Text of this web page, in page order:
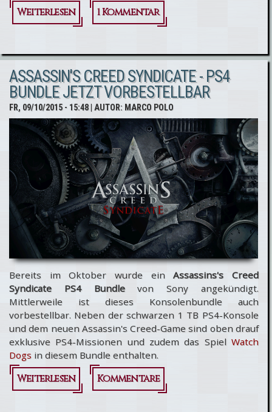
Weiterlesen
über
Creed
Syndicate
- TV Spot &
neues
Video
über
London
1 Kommentar
ASSASSIN'S CREED SYNDICATE - PS4
BUNDLE JETZT VORBESTELLBAR
FR, 09/10/2015 - 15:48| AUTOR: MARCO POLO
Bereits im Oktober wurde einAssassins's Creed
Syndicate PS4 Bundlevon Sony angekündigt.
Mittlerweile ist dieses Konsolenbundle auch
vorbestellbar. Neben der schwarzen 1 TB PS4-Konsole
und dem neuen Assassin's Creed-Game sind oben drauf
exklusive PS4-Missionen und zudem das Spiel Watch
Dogs in diesem Bundle enthalten.
Weiterlesen über Assassin's
Kommentare